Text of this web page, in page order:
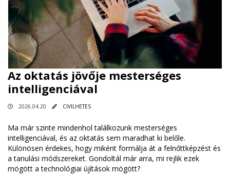
Az oktatás jövője mesterséges
intelligenciával
2026.04.20 CIVILHETES
Ma már szinte mindenhol találkozunk mesterséges
intelligenciával, és az oktatás sem maradhat ki belőle.
Különösen érdekes, hogy miként formálja át a felnőttképzést és
a tanulási módszereket. Gondoltál már arra, mi rejlik ezek
mögött a technológiai újítások mögött?